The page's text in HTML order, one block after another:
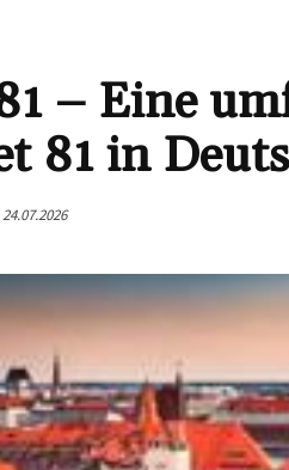
– Eine
81 in
24.07.2026